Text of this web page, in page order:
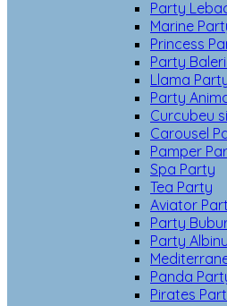
Party
Marine
Princess
Party
Llama
Party
Curcubeu
Carousel
Pamper
Spa Party
Tea Party
Aviator
Party
Party
Panda
Pirates